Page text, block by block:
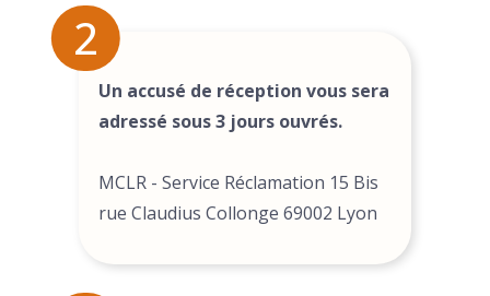
2
Un accusé de réception vous sera
adressé sous 3 jours ouvrés.
MCLR - Service Réclamation 15 Bis
rue Claudius Collonge 69002 Lyon